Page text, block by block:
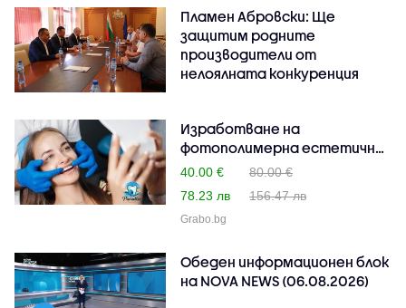
Пламен Абровски: Ще
защитим родните
производители от
нелоялната конкуренция
Изработване на
фотополимерна естетична
пломб..
40.00 €
80.00 €
78.23 лв
156.47 лв
Grabo.bg
Обеден информационен блок
на NOVA NEWS (06.08.2026)